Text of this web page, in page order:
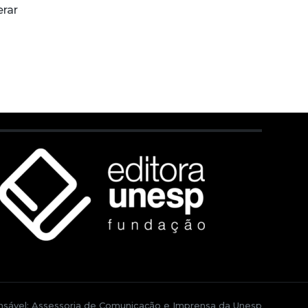
Assessoria de Comunicação e Imprensa da Unesp